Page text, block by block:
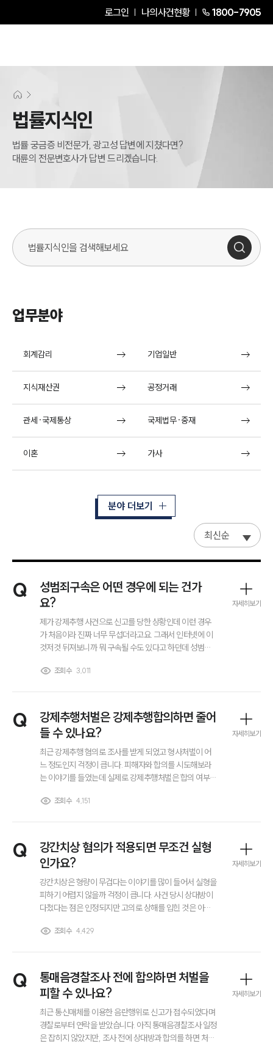
로그인 나의사건현황 1800-7905
그룹소개
대륜의 강점
글로벌 파트너 로펌
고객의 소리
통합검색
AI대륜
주요 업무사례
사례분석/최신동향
법률지식인
고객후기
법률지식인
법률 궁금증 비전문가, 광고성 답변에 지쳤다면?
대륜의 전문변호사가 답변 드리겠습니다.
법률지식인 검색창
업무분야
회계감리 기업일반
지식재산권 공정거래
관세·국제통상 국제법무·중재
이혼 가사
분야 더보기
최신순
Q
성범죄구속은 어떤 경우에 되는 건가
요?
제가 강제추행 사건으로 신고를 당한 상황인데 이런 경우
가 처음이라 진짜 너무 무섭더라고요. 그래서 인터넷에 이
것저것 뒤져보니까 뭐 구속될 수도 있다고 하던데 성범죄
수위도 좀 알려주세요. 감사합니다.
조회수 3,011
자세히보기
Q
강제추행처벌은 강제추행합의하면 줄어
들 수 있나요?
최근 강제추행 혐의로 조사를 받게 되었고 형사처벌이 어
느 정도인지 걱정이 큽니다. 피해자와 합의를 시도해보라
는 이야기를 들었는데 실제로 강제추행처벌은 합의 여부에
무조건 선처를 받는 것인지, 아니면 형량에 일부만 반영되
조회수 4,151
자세히보기
Q
강간치상 혐의가 적용되면 무조건 실형
인가요?
강간치상은 형량이 무겁다는 이야기를 많이 들어서 실형을
피하기 어렵지 않을까 걱정이 큽니다. 사건 당시 상대방이
다쳤다는 점은 인정되지만 고의로 상해를 입힌 것은 아니
혐의가 적용되면 정말로 무조건 실형이 선고되는지, 집행
조회수 4,429
자세히보기
Q
통매음경찰조사 전에 합의하면 처벌을
피할 수 있나요?
최근 통신매체를 이용한 음란행위로 신고가 접수되었다며
경찰로부터 연락을 받았습니다. 아직 통매음경찰조사 일정
은 잡히지 않았지만, 조사 전에 상대방과 합의를 하면 처벌
자세히보기